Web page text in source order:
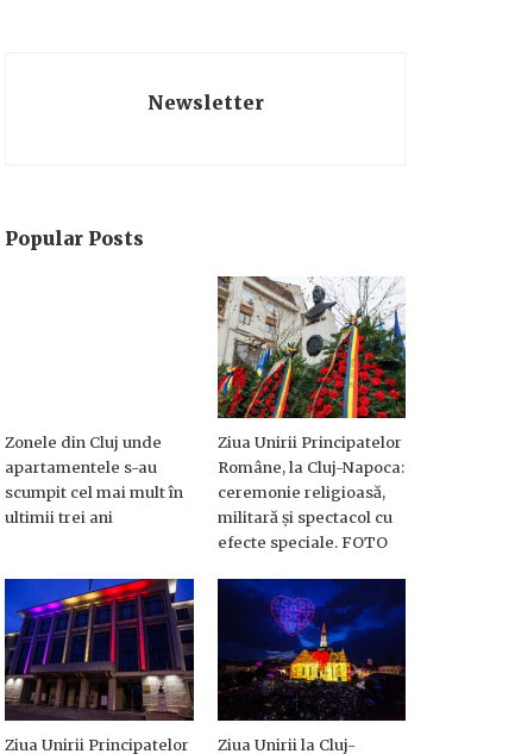
Newsletter
Popular Posts
Zonele din Cluj unde
apartamentele s-au
scumpit cel mai mult în
ultimii trei ani
Ziua Unirii Principatelor
Române, la Cluj-Napoca:
ceremonie religioasă,
militară și spectacol cu
efecte speciale. FOTO
Ziua Unirii Principatelor Ziua Unirii la Cluj-